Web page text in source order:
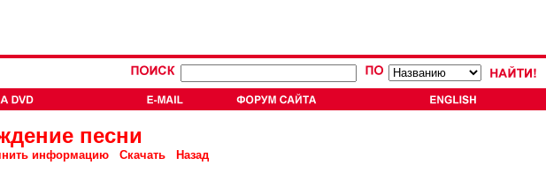
песни
информацию Скачать
Назад